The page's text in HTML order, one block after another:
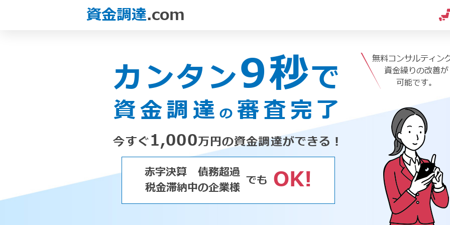
資金調達.com
カンタン9秒で
資金調達の 審査完了
今すぐ1,000万円の資金調達ができる！
赤字決算
債務超過
税金滞納中の企業様 でも OK!
無料コンサルティン
資金繰りの改善が
可能です。